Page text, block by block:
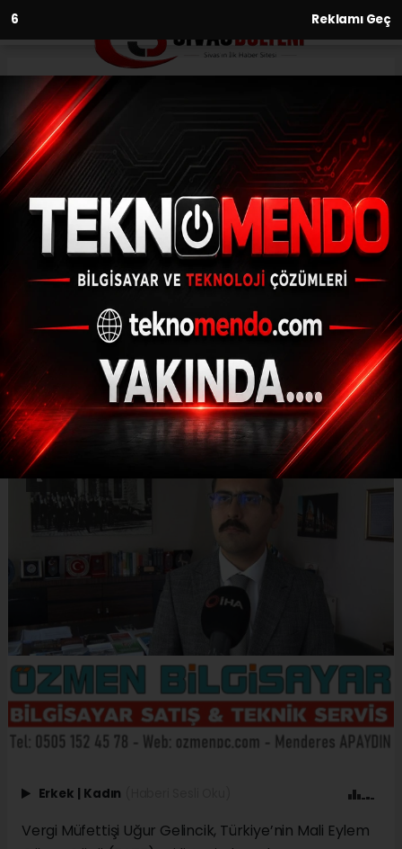
4 Reklamı Geç
Anasayfa Ekonomi
Vergi Müfettişi Gelincik,
Türkiye’nin Gri Liste’den
çıkmasını değerlendirdi
EKONOMI
(İHA) - İhlas Haber Ajansı | 30.06.2024 - 14:35, Güncelleme:
30.06.2024 - 14:02
Vergi Müfettişi Gelincik, Türkiye’nin Gri
Liste’den çıkmasını değerlendirdi
ABONE OL
Erkek | Kadın
Vergi Müfettişi Uğur Gelincik, Türkiye’nin Mali Eylem